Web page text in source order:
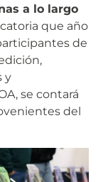
a lo largo
que año
de
y
se contará
del